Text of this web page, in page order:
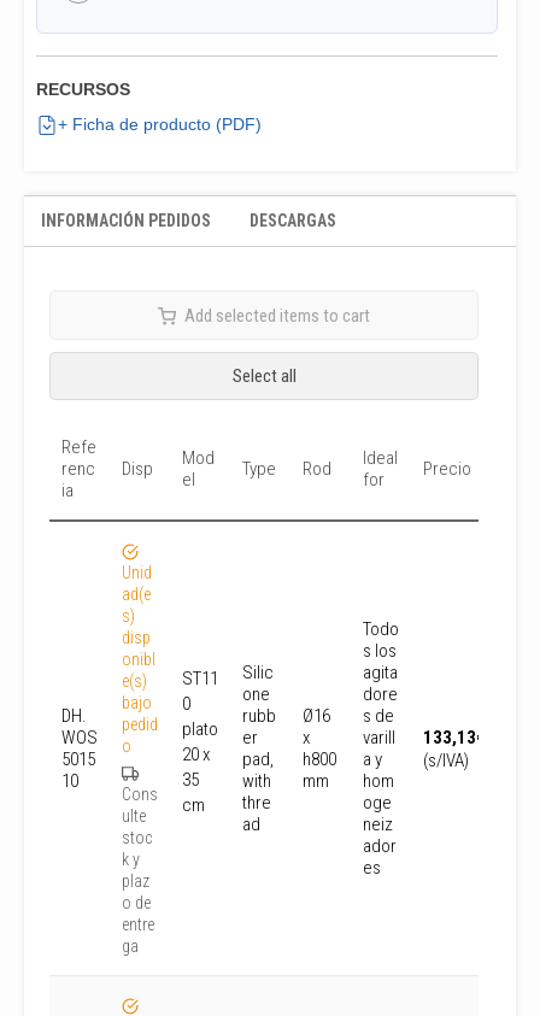
RECURSOS
+ Ficha de producto (PDF)
INFORMACIÓN PEDIDOS DESCARGAS
Add selected items to cart
Select all
Refe
renc
ia
Disp
Mod
el
Type Rod
Ideal
for
Precio
DH.
WOS
5015
10
Unid
ad(e
s)
disp
onibl
e(s)
bajo
pedid
o
Cons
ulte
stoc
k y
plaz
o de
entre
ga
ST11
0
plato
20 x
35
cm
Silic
one
rubb
er
pad,
with
thre
ad
Ø16
x
h800
mm
Todo
s los
agita
dore
s de
varill
a y
hom
oge
neiz
ador
es
133,13€
(s/IVA)